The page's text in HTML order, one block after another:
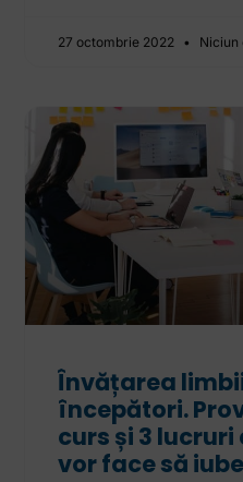
27 octombrie 2022 Niciun
Învățarea
începători.
curs și 3
vor face să